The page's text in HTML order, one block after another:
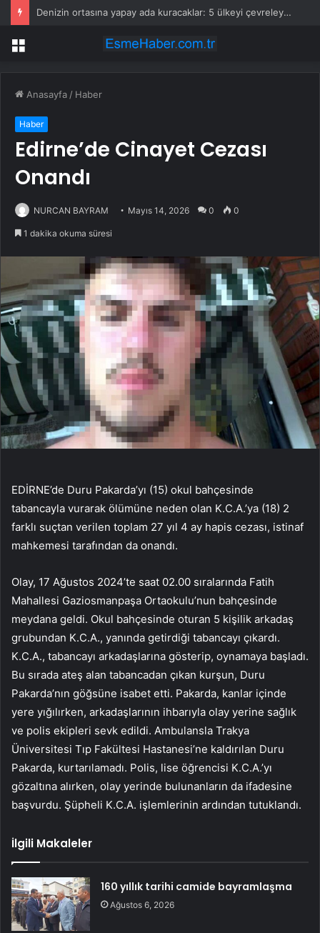
Denizin ortasına yapay ada kuracaklar: 5 ülkeyi çevreleyecek güçte
Menü
Anasayfa / Haber
Haber
Edirne’de Cinayet Cezası
Onandı
NURCAN BAYRAM Mayıs 14, 2026 0 0
1 dakika okuma süresi
EDİRNE’de Duru Pakarda’yı (15) okul bahçesinde
tabancayla vurarak ölümüne neden olan K.C.A.’ya (18) 2
farklı suçtan verilen toplam 27 yıl 4 ay hapis cezası, istinaf
mahkemesi tarafından da onandı.
Olay, 17 Ağustos 2024’te saat 02.00 sıralarında Fatih
Mahallesi Gaziosmanpaşa Ortaokulu’nun bahçesinde
meydana geldi. Okul bahçesinde oturan 5 kişilik arkadaş
grubundan K.C.A., yanında getirdiği tabancayı çıkardı.
K.C.A., tabancayı arkadaşlarına gösterip, oynamaya başladı.
Bu sırada ateş alan tabancadan çıkan kurşun, Duru
Pakarda’nın göğsüne isabet etti. Pakarda, kanlar içinde
yere yığılırken, arkadaşlarının ihbarıyla olay yerine sağlık
ve polis ekipleri sevk edildi. Ambulansla Trakya
Üniversitesi Tıp Fakültesi Hastanesi’ne kaldırılan Duru
Pakarda, kurtarılamadı. Polis, lise öğrencisi K.C.A.’yı
gözaltına alırken, olay yerinde bulunanların da ifadesine
başvurdu. Şüpheli K.C.A. işlemlerinin ardından tutuklandı.
İlgili Makaleler
160 yıllık tarihi camide bayramlaşma
Ağustos 6, 2026